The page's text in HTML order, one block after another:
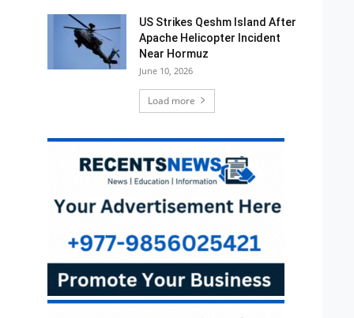
US Strikes Qeshm Island After
Apache Helicopter Incident
Near Hormuz
June 10, 2026
Load more